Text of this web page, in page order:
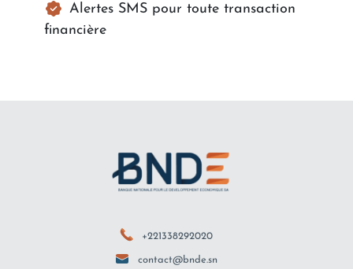
Alertes SMS pour toute transaction
financière
+221338292020
contact@bnde.sn